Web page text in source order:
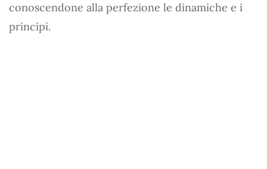
conoscendone alla perfezione le dinamiche e i
principi.